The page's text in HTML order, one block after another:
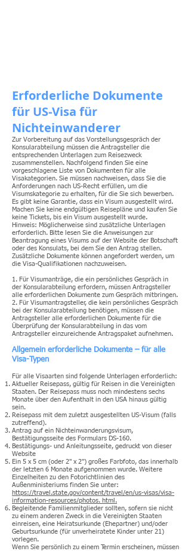
Erforderliche Dokumente
für US-Visa für
Nichteinwanderer
Zur Vorbereitung auf das Vorstellungsgespräch der
Konsularabteilung müssen die Antragsteller die
entsprechenden Unterlagen zum Reisezweck
zusammenstellen. Nachfolgend finden Sie eine
vorgeschlagene Liste von Dokumenten für alle
Visakategorien. Sie müssen nachweisen, dass Sie die
Anforderungen nach US-Recht erfüllen, um die
Visumskategorie zu erhalten, für die Sie sich bewerben.
Es gibt keine Garantie, dass ein Visum ausgestellt wird.
Machen Sie keine endgültigen Reisepläne und kaufen Sie
keine Tickets, bis ein Visum ausgestellt wurde.
Hinweis: Möglicherweise sind zusätzliche Unterlagen
erforderlich. Bitte lesen Sie die Anweisungen zur
Beantragung eines Visums auf der Website der Botschaft
oder des Konsulats, bei dem Sie den Antrag stellen.
Zusätzliche Dokumente können angefordert werden, um
die Visa-Qualifikationen nachzuweisen.
1. Für Visumanträge, die ein persönliches Gespräch in
der Konsularabteilung erfordern, müssen Antragsteller
alle erforderlichen Dokumente zum Gespräch mitbringen.
2. Für Visumantragsteller, die kein persönliches Gespräch
bei der Konsularabteilung benötigen, müssen die
Antragsteller alle erforderlichen Dokumente für die
Überprüfung der Konsularabteilung in das vom
Antragsteller einzureichende Antragspaket aufnehmen.
Allgemein erforderliche Dokumente – für alle
Visa-Typen
Für alle Visaarten sind folgende Unterlagen erforderlich:
Aktueller Reisepass, gültig für Reisen in die Vereinigten
Staaten. Der Reisepass muss noch mindestens sechs
Monate über den Aufenthalt in den USA hinaus gültig
sein.
Reisepass mit dem zuletzt ausgestellten US-Visum (falls
zutreffend).
Antrag auf ein Nichteinwanderungsvisum,
Bestätigungsseite des Formulars DS-160.
Bestätigungs- und Anleitungsseite, gedruckt von dieser
Website
Ein 5 x 5 cm (oder 2" x 2") großes Farbfoto, das innerhalb
der letzten 6 Monate aufgenommen wurde. Weitere
Einzelheiten zu den Fotorichtlinien des
Außenministeriums finden Sie unter:
https://travel.state.gov/content/travel/en/us-visas/visa-
information-resources/photos. html.
Begleitende Familienmitglieder sollten, sofern sie nicht
zu einem anderen Zweck in die Vereinigten Staaten
einreisen, eine Heiratsurkunde (Ehepartner) und/oder
Geburtsurkunde (für unverheiratete Kinder unter 21)
vorlegen.
Wenn Sie persönlich zu einem Termin erscheinen, müssen